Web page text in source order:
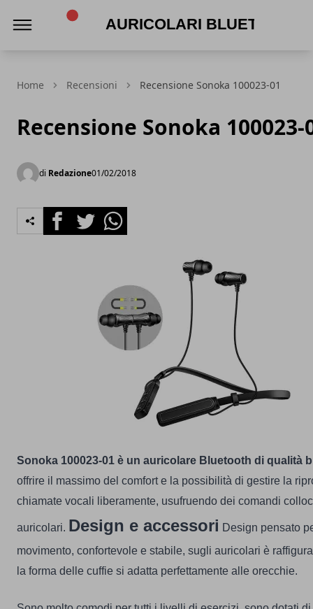
Home Recensioni Recensione Sonoka 100023-01
Recensione Sonoka 100023-
di Redazione01/02/2018
FacebookTwitterWhatsapp
Sonoka 100023-01 è un auricolare Bluetooth di qualità
offrire il massimo del comfort e la possibilità di gestire la
chiamate vocali liberamente, usufruendo dei comandi
auricolari. Design e accessori Design pensato
movimento, confortevole e stabile, sugli auricolari è
la forma delle cuffie si adatta perfettamente alle orecchie.